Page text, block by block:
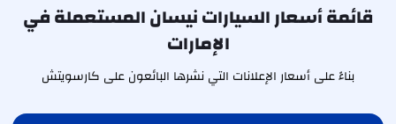
قائمة أسعار السيارات نيسان المستعملة في
الإمارات
بناءً على أسعار الإعلانات التي نشرها البائعون على كارسويتش